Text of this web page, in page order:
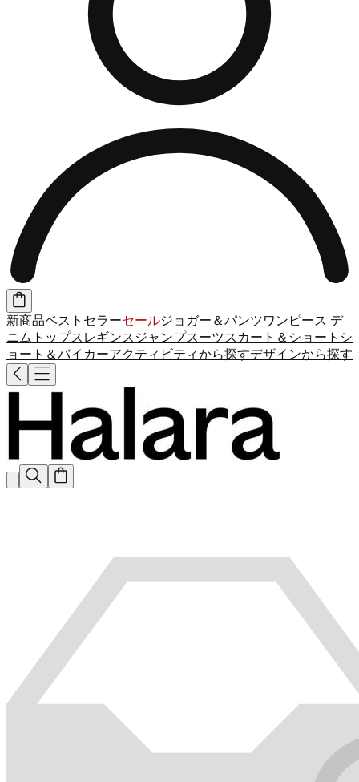
新商品ベストセラーセールジョガー＆パンツワンピース デ
ニム トップス レギンス ジャンプスーツスカート＆ショート シ
ョート＆バイカーアクティビティから探すデザインから探す